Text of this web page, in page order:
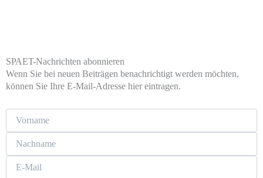
SPAET-Nachrichten abonnieren
Wenn Sie bei neuen Beiträgen benachrichtigt werden möchten,
können Sie Ihre E-Mail-Adresse hier eintragen.